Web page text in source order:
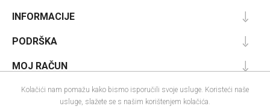
INFORMACIJE
PODRŠKA
MOJ RAČUN
Kolačići nam pomažu kako bismo isporučili svoje usluge. Koristeći naše
usluge, slažete se s našim korištenjem kolačića.